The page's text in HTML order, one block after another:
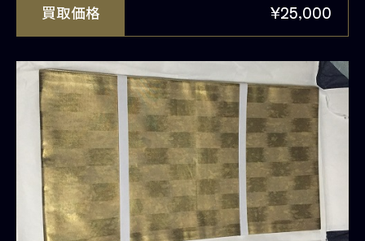
買取価格 ¥25,000